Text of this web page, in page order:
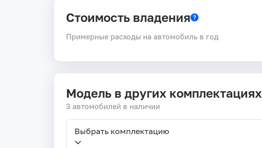
Стоимость владения
Примерные расходы на автомобиль в год
Модель в других комплектациях
3 автомобилей в наличии
Выбрать комплектацию